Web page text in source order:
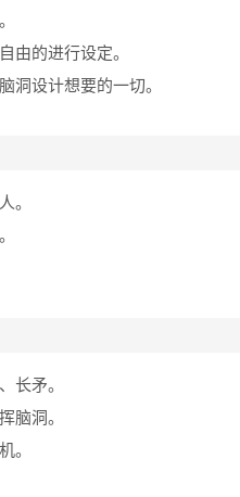
由的进行设定。
洞设计想要的一切。
。
长矛。
脑洞。
。